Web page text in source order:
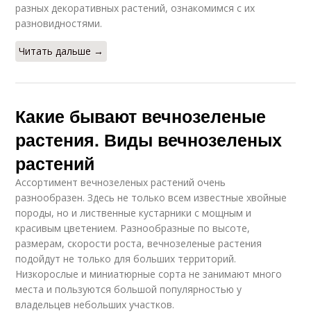
разных декоративных растений, ознакомимся с их
разновидностями.
Читать дальше →
Какие бывают вечнозеленые
растения. Виды вечнозеленых
растений
Ассортимент вечнозеленых растений очень
разнообразен. Здесь не только всем известные хвойные
породы, но и лиственные кустарники с мощным и
красивым цветением. Разнообразные по высоте,
размерам, скорости роста, вечнозеленые растения
подойдут не только для больших территорий.
Низкорослые и миниатюрные сорта не занимают много
места и пользуются большой популярностью у
владельцев небольших участков.